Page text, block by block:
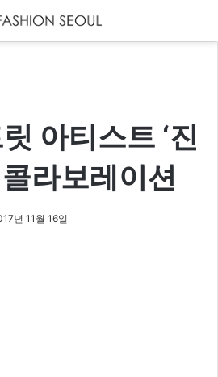
아티스트 ‘진
라보레이션
년 11월 16일